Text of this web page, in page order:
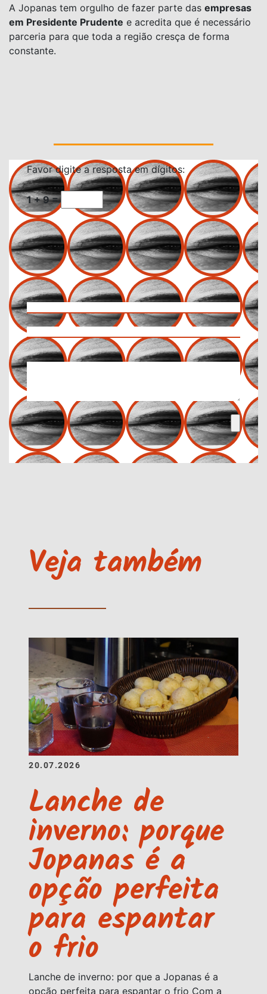
A Jopanas tem orgulho de fazer parte das empresas
em Presidente Prudente e acredita que é necessário
parceria para que toda a região cresça de forma
constante.
Favor digite a resposta em dígitos:
1 + 9 =
Veja também
20.07.2026
Lanche de
inverno: porque
Jopanas é a
opção perfeita
para espantar
o frio
Lanche de inverno: por que a Jopanas é a
opção perfeita para espantar o frio Com a